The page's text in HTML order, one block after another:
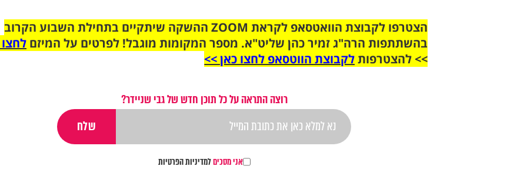
הצטרפו לקבוצת הוואטסאפ לקראת ZOOM ההשקה שיתקיים בתחילת השבוע הקרוב
בהשתתפות הרה"ג זמיר כהן שליט"א. מספר המקומות מוגבל! לפרטים על המיזם
>> להצטרפותלקבוצת הווטסאפ לחצו כאן >>
רוצה התראה על כל תוכן חדש של גבי שניידר?
אני מסכיםלמדיניות הפרטיות